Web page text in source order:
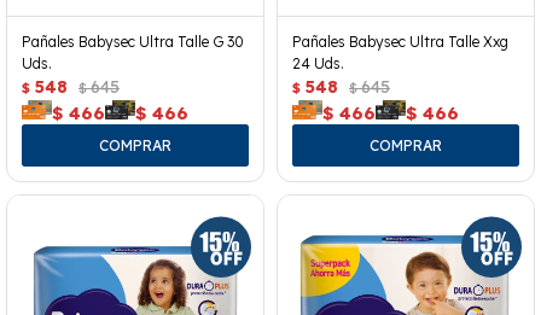
Pañales Babysec Ultra Talle G 30
Uds.
$ 548 $ 645
$ 466 $ 466
Pañales Babysec Ultra Talle Xxg
24 Uds.
$ 548 $ 645
$ 466 $ 466